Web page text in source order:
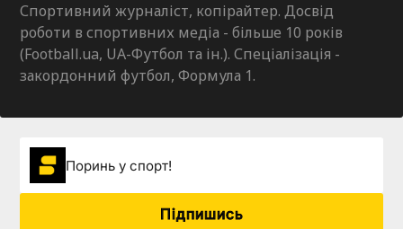
Спортивний журналіст, копірайтер. Досвід
роботи в спортивних медіа - більше 10 років
(Football.ua, UA-Футбол та ін.). Спеціалізація -
закордонний футбол, Формула 1.
Поринь у спорт!
Підпишись